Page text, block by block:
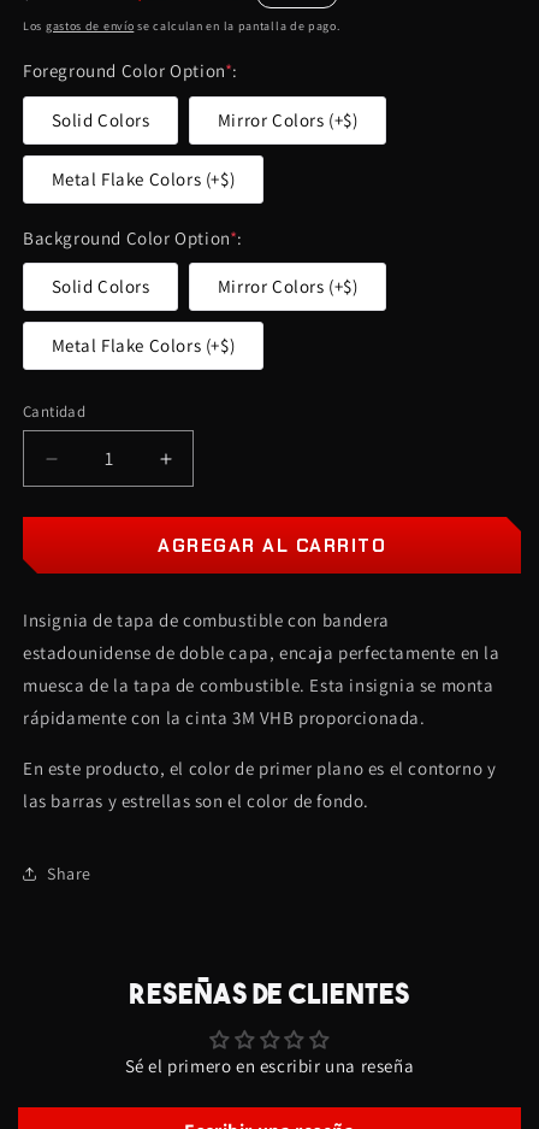
habitual
de
Los gastos de envío se calculan en la pantalla de pago.
Foreground Color Option*:
Solid Colors Mirror Colors (+$)
Metal Flake Colors (+$)
Background Color Option*:
Solid Colors Mirror Colors (+$)
Metal Flake Colors (+$)
Cantidad
Cantidad
Reducir
cantidad
para
de
de
combustible
bandera
estadounidense:
adapta
al
21
Aumentar
cantidad
para
Insignia
de
de
combustible
bandera
estadounidense:
adapta
al
AGREGAR AL CARRITO
Insignia de tapa de combustible con bandera
estadounidense de doble capa, encaja perfectamente en la
muesca de la tapa de combustible. Esta insignia se monta
rápidamente con la cinta 3M VHB proporcionada.
En este producto, el color de primer plano es el contorno y
las barras y estrellas son el color de fondo.
Share
RESEÑAS DE CLIENTES
Sé el primero en escribir una reseña